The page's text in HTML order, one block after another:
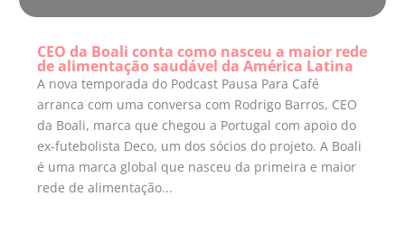
CEO da Boali conta como nasceu a maior rede
de alimentação saudável da América Latina
A nova temporada do Podcast Pausa Para Café
arranca com uma conversa com Rodrigo Barros, CEO
da Boali, marca que chegou a Portugal com apoio do
ex-futebolista Deco, um dos sócios do projeto. A Boali
é uma marca global que nasceu da primeira e maior
rede de alimentação...